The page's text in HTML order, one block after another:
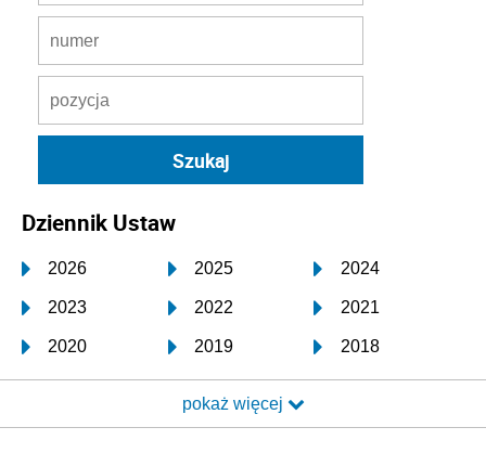
Dziennik Ustaw
2026 2025 2024
2023 2022 2021
2020 2019 2018
2017 2016 2015
2014 2013 2012
pokaż więcej